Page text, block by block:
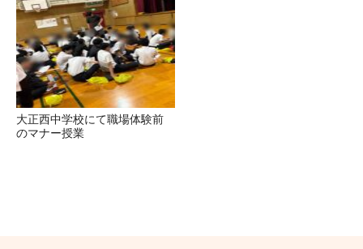
大正西中学校にて職場体験前
のマナー授業